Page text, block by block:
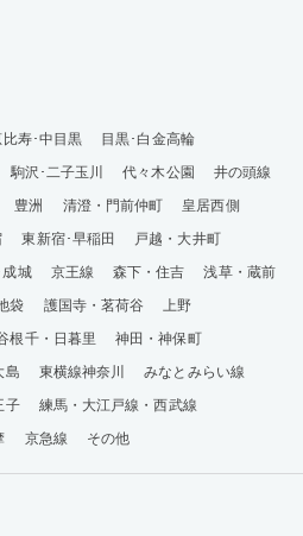
寿･中目黒
目黒･白金高輪
駒沢･二子玉川 代々木公園
井の頭線
豊洲 清澄・門前仲町
皇居西側
東新宿･早稲田
戸越・大井町
成城 京王線 森下・住吉
浅草・蔵前
袋 護国寺・茗荷谷
上野
根千・日暮里
神田・神保町
島 東横線神奈川
みなとみらい線
子
練馬・大江戸線・西武線
京急線 その他